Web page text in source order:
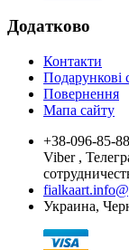
Додатково
Контакти
Подарункові
Повернення
Мапа сайту
+38-096-85-
Viber ,
Украина,